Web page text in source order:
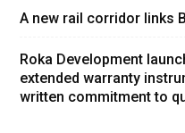
A new rail corridor links
Roka Development
extended warranty
written commitment to